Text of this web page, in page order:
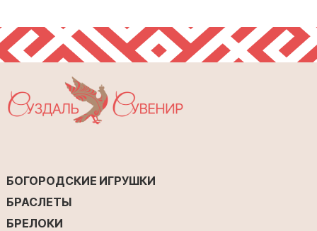
БОГОРОДСКИЕ ИГРУШКИ
БРАСЛЕТЫ
БРЕЛОКИ